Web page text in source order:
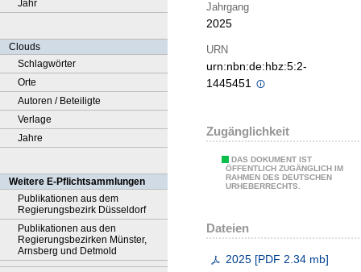
Jahr
Clouds
Schlagwörter
Orte
Autoren / Beteiligte
Verlage
Jahre
Weitere E-Pflichtsammlungen
Publikationen aus dem
Regierungsbezirk Düsseldorf
Publikationen aus den
Regierungsbezirken Münster,
Arnsberg und Detmold
Jahrgang
2025
URN
urn:nbn:de:hbz:5:2-
1445451
Zugänglichkeit
DAS DOKUMENT IST
ÖFFENTLICH ZUGÄNGLICH IM
RAHMEN DES DEUTSCHEN
URHEBERRECHTS.
Dateien
2025 [PDF 2.34 mb]